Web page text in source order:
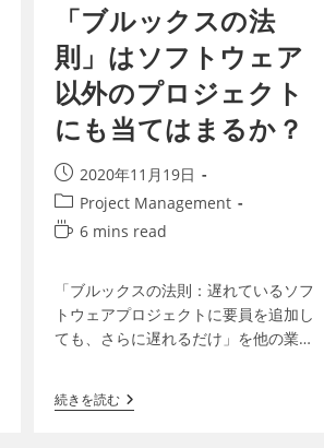
「ブルックスの法
則」はソフトウェア
以外のプロジェクト
にも当てはまるか？
2020年11月19日
Project Management
6 mins read
「ブルックスの法則：遅れているソフ
トウェアプロジェクトに要員を追加し
ても、さらに遅れるだけ」を他の業種
る奥深い法則です。 ～ ～ ～…
続きを読む